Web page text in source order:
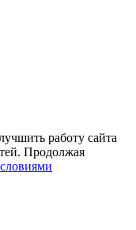
работу сайта
Продолжая